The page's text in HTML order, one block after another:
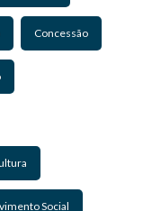
Concessão
Social